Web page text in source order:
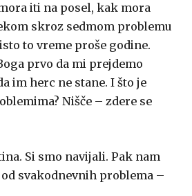
iti na posel, kak mora
skroz sedmom problemu
to vreme proše godine.
prvo da mi prejdemo
im herc ne stane. I što je
Nišče – zdere se
Si smo navijali. Pak nam
svakodnevnih problema –